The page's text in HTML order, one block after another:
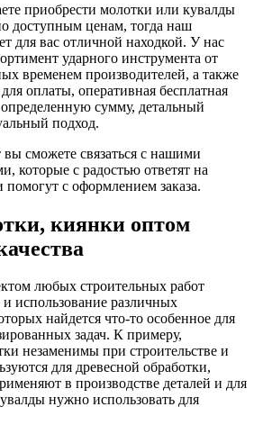
приобрести молотки или кувалды
доступным ценам, тогда наш
для вас отличной находкой. У нас
ударного инструмента от
временем производителей, а также
оплаты, оперативная бесплатная
определенную сумму, детальный
подход.
сможете связаться с нашими
которые с радостью ответят на
с оформлением заказа.
киянки оптом
любых строительных работ
и использование различных
найдется что-то особенное для
задач. К примеру,
незаменимы при строительстве и
для древесной обработки,
в производстве деталей и для
нужно использовать для